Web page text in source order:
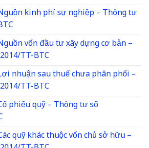
kinh phí sự nghiệp – Thông tư
vốn đầu tư xây dựng cơ bản –
TT-BTC
nhuận sau thuế chưa phân phối –
TT-BTC
phiếu quỹ – Thông tư số
quỹ khác thuộc vốn chủ sở hữu –